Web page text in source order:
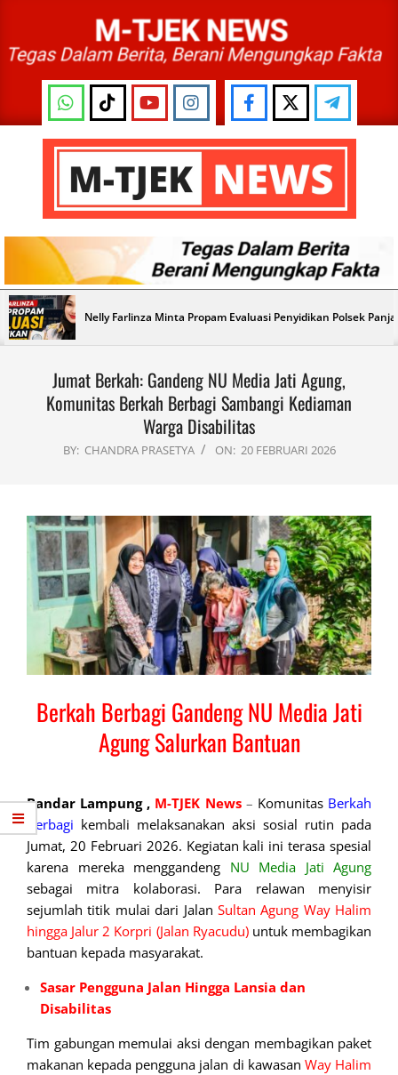
content
M-
TJEK
NEWS
Primary
Navigation
Menu
Nelly Farlinza Minta Propam Evaluasi Penyidikan Polsek
Jumat Berkah: Gandeng NU Media Jati Agung,
Komunitas Berkah Berbagi Sambangi Kediaman
Warga Disabilitas
BY: CHANDRA PRASETYA ON: 20 FEBRUARI 2026
Berkah Berbagi Gandeng NU Media Jati
Agung Salurkan Bantuan
Bandar Lampung , M-TJEK News – Komunitas Berkah
Berbagi kembali melaksanakan aksi sosial rutin pada
Jumat, 20 Februari 2026. Kegiatan kali ini terasa spesial
karena mereka menggandeng NU Media Jati Agung
sebagai mitra kolaborasi. Para relawan menyisir
sejumlah titik mulai dari Jalan Sultan Agung Way Halim
hingga Jalur 2 Korpri (Jalan Ryacudu)untuk membagikan
bantuan kepada masyarakat.
Sasar Pengguna Jalan Hingga Lansia dan
Disabilitas
Tim gabungan memulai aksi dengan membagikan paket
makanan kepada pengguna jalan di kawasan Way Halim